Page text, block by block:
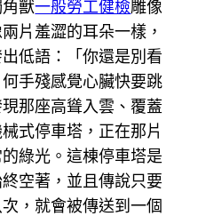
獸一般勞工健檢雕像
片羞澀的耳朵一樣，
低語：「你還是別看
手殘感覺心臟快要跳
那座高聳入雲、覆蓋
式停車塔，正在那片
綠光。這棟停車塔是
空著，並且傳說只要
，就會被傳送到一個